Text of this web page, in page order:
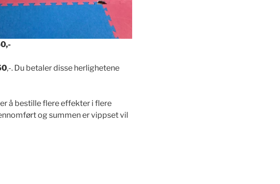
,-. Du betaler disse herlighetene
å bestille flere effekter i flere
og summen er vippset vil